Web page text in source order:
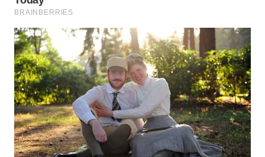
SUMEDANG
WN
CIANJUR
WN
KEPULAUAN
SERIBU
WN